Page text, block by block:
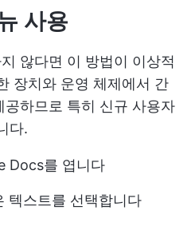
사용
않다면 이 방법이 이상적
장치와 운영 체제에서 간
하므로 특히 신규 사용자
다.
Docs를 엽니다
텍스트를 선택합니다